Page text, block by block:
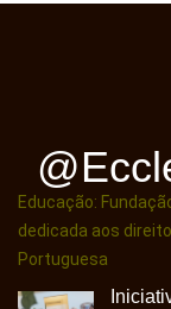
Educação:
dedicada aos
Portuguesa